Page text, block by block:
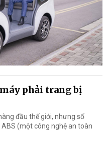
máy phải trang bị
đầu thế giới, nhưng số
(một công nghệ an toàn